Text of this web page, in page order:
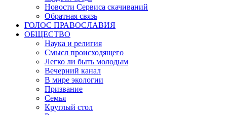
Новости Сервиса скачиваний
Обратная связь
ГОЛОС ПРАВОСЛАВИЯ
ОБЩЕСТВО
Наука и религия
Смысл происходящего
Легко ли быть молодым
Вечерний канал
В мире экологии
Призвание
Семья
Круглый стол